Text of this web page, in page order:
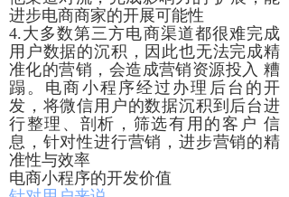
进步电商商家的开展可能性
4.大多数第三方电商渠道都很难完成
用户数据的沉积，因此也无法完成精
准化的营销，会造成营销资源投入 糟
蹋。电商小程序经过办理后台的开
发，将微信用户的数据沉积到后台进
行整理、剖析，筛选有用的客户 信
息，针对性进行营销，进步营销的精
准性与效率
电商小程序的开发价值